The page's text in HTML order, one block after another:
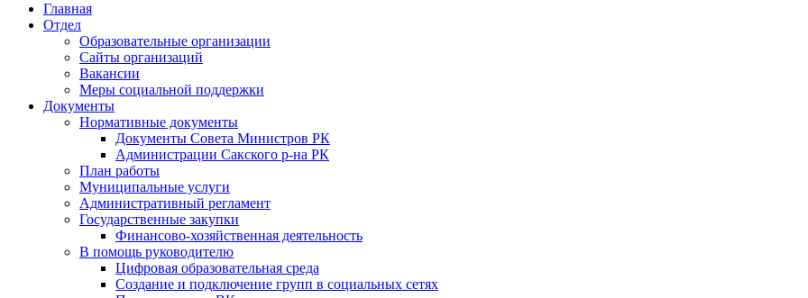
Главная
Отдел
Образовательные организации
Сайты организаций
Вакансии
Меры социальной поддержки
Документы
Нормативные документы
Документы Совета Министров РК
Администрации Сакского р-на РК
План работы
Муниципальные услуги
Административный регламент
Государственные закупки
Финансово-хозяйственная деятельность
В помощь руководителю
Цифровая образовательная среда
Создание и подключение групп в социальных сетях